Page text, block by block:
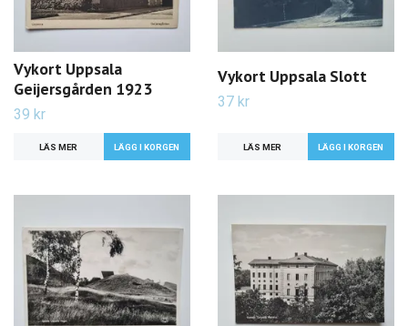
Vykort Uppsala
Geijersgården 1923
39 kr
LÄS MER
Vykort Uppsala Slott
37 kr
LÄS MER